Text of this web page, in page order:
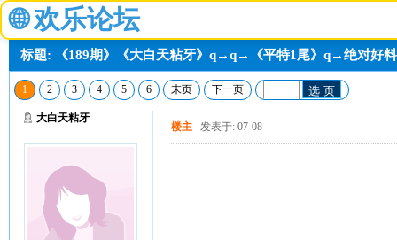
🌐 欢乐论坛
标题: 《189期》《大白天粘牙》q→q→《平特1尾》q→绝对好料
1 2 3 4 5 6 末页 下一页 选 页
大白天粘牙
楼主 发表于: 07-08